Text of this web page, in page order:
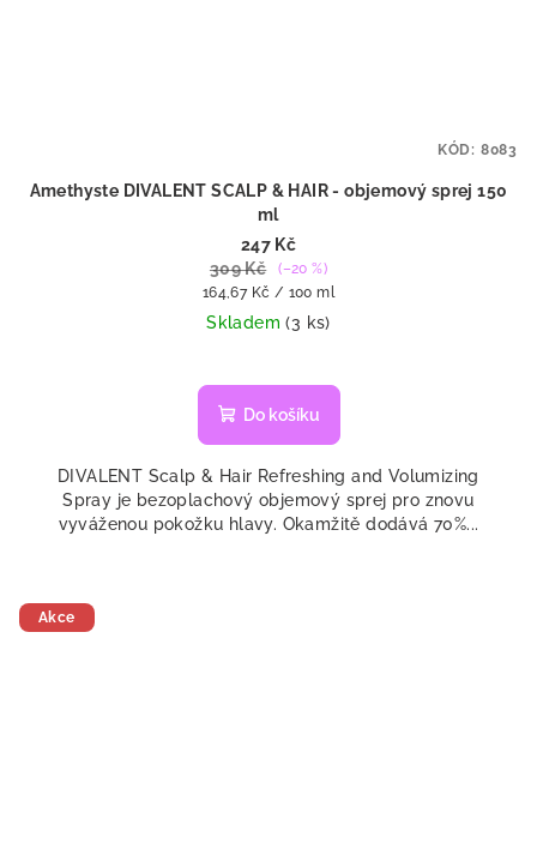
Amethyste DIVALENT SCALP & HAIR - objemový sprej 150
ml
247 Kč
309 Kč
(–20 %)
Měrná
cena:
164,67 Kč / 100 ml
Skladem(3 ks)
Do košíku
DIVALENT Scalp & Hair Refreshing and Volumizing
Spray je bezoplachový objemový sprej pro znovu
vyváženou pokožku hlavy. Okamžitě dodává 70%...
KÓD: 8083
Akce